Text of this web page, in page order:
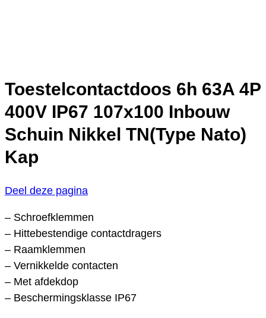
Toestelcontactdoos 6h 63A 4P
400V IP67 107x100 Inbouw
Schuin Nikkel TN(Type Nato)
Kap
Deel deze pagina
– Schroefklemmen
– Hittebestendige contactdragers
– Raamklemmen
– Vernikkelde contacten
– Met afdekdop
– Beschermingsklasse IP67